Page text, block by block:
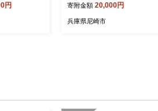
円
ックストラップ付き【1279
597】
寄附金額 20,000円
兵庫県尼崎市